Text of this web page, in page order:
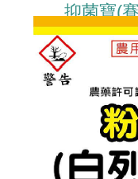
抑菌寶(